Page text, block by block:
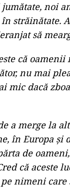
noi
străinătate.
să
că
nu mai
mic dacă
a merge la
în Europa și
de
că aceste
nimeni care